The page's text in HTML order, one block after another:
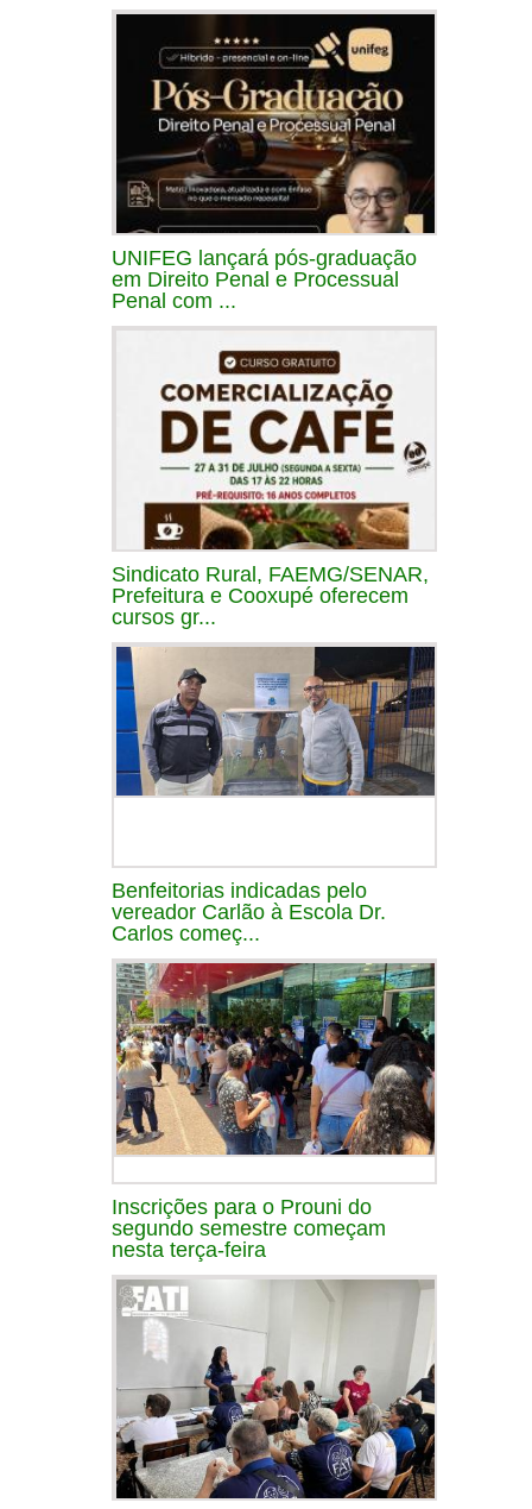
UNIFEG lançará pós-graduação
em Direito Penal e Processual
Penal com ...
Sindicato Rural, FAEMG/SENAR,
Prefeitura e Cooxupé oferecem
cursos gr...
Benfeitorias indicadas pelo
vereador Carlão à Escola Dr.
Carlos começ...
Inscrições para o Prouni do
segundo semestre começam
nesta terça-feira